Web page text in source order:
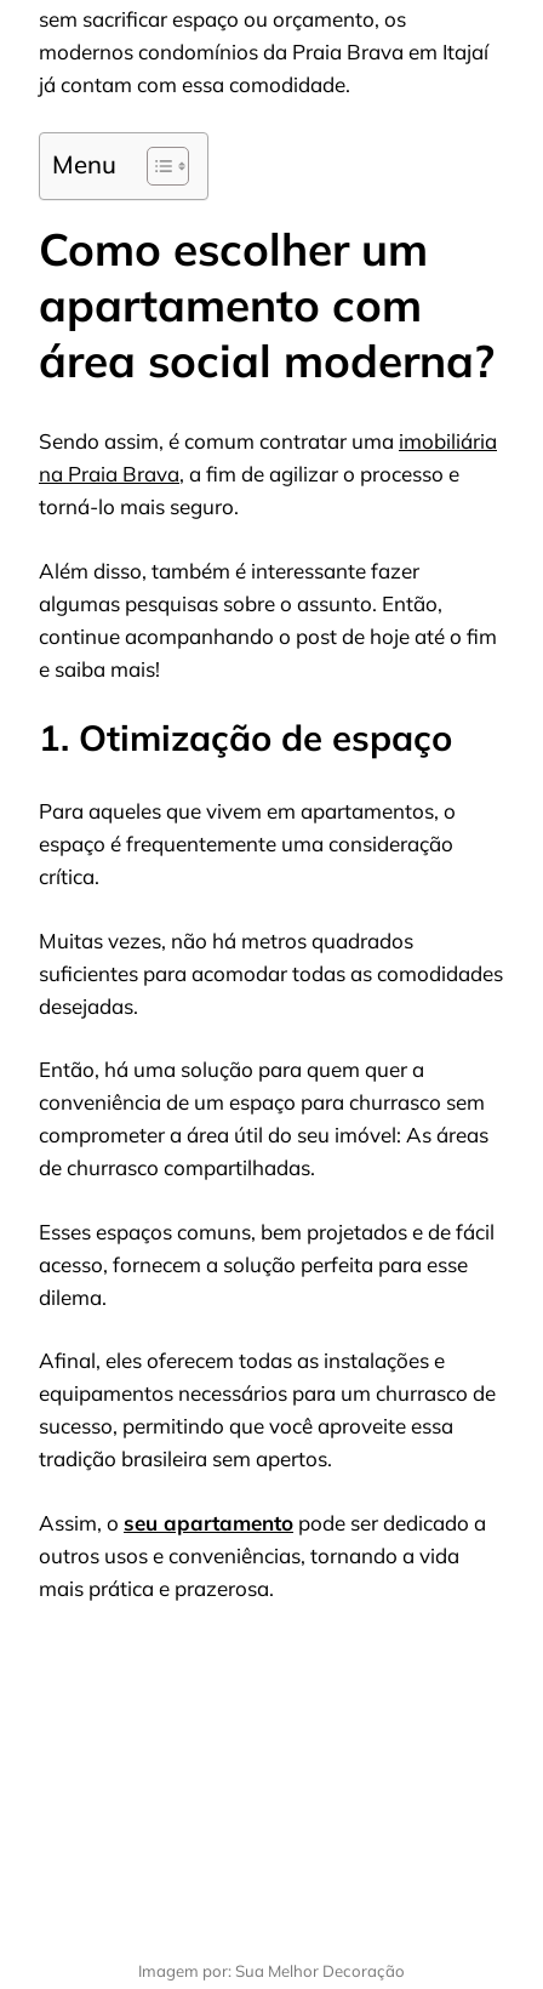
sem sacrificar espaço ou orçamento, os
modernos condomínios da Praia Brava em Itajaí
já contam com essa comodidade.
Menu
Como escolher um
apartamento com
área social moderna?
Sendo assim, é comum contratar uma imobiliária
na Praia Brava, a fim de agilizar o processo e
torná-lo mais seguro.
Além disso, também é interessante fazer
algumas pesquisas sobre o assunto. Então,
continue acompanhando o post de hoje até o fim
e saiba mais!
1. Otimização de espaço
Para aqueles que vivem em apartamentos, o
espaço é frequentemente uma consideração
crítica.
Muitas vezes, não há metros quadrados
suficientes para acomodar todas as comodidades
desejadas.
Então, há uma solução para quem quer a
conveniência de um espaço para churrasco sem
comprometer a área útil do seu imóvel: As áreas
de churrasco compartilhadas.
Esses espaços comuns, bem projetados e de fácil
acesso, fornecem a solução perfeita para esse
dilema.
Afinal, eles oferecem todas as instalações e
equipamentos necessários para um churrasco de
sucesso, permitindo que você aproveite essa
tradição brasileira sem apertos.
Assim, o seu apartamento pode ser dedicado a
outros usos e conveniências, tornando a vida
mais prática e prazerosa.
Imagem por: Sua Melhor Decoração